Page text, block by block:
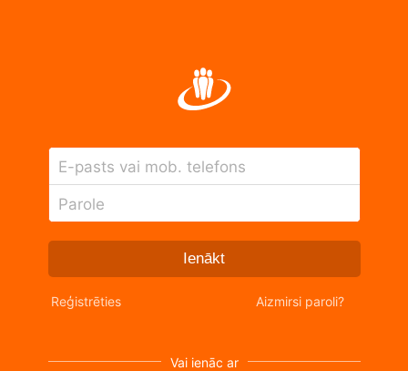
E-pasts vai mob. telefons
Parole
Ienākt
Reģistrēties Aizmirsi paroli?
Vai ienāc ar